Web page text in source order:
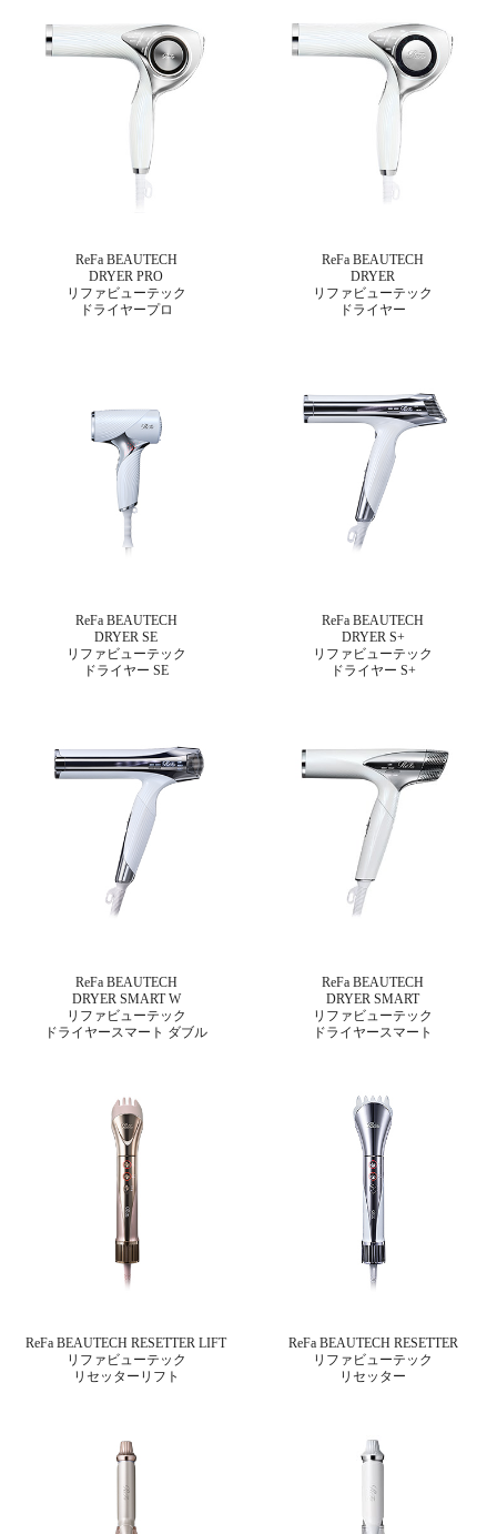
ReFa BEAUTECH
DRYER PRO
リファビューテック
ドライヤープロ
ReFa BEAUTECH
DRYER
リファビューテック
ドライヤー
ReFa BEAUTECH
DRYER SE
リファビューテック
ドライヤー SE
ReFa BEAUTECH
DRYER S+
リファビューテック
ドライヤー S+
ReFa BEAUTECH
DRYER SMART W
リファビューテック
ドライヤースマート ダブル
ReFa BEAUTECH
DRYER SMART
リファビューテック
ドライヤースマート
ReFa BEAUTECH RESETTER LIFT
リファビューテック
リセッターリフト
ReFa BEAUTECH RESETTER
リファビューテック
リセッター